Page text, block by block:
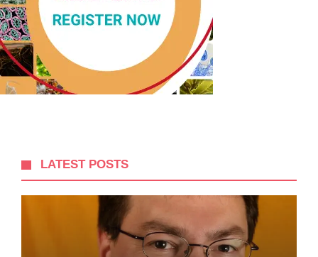
LATEST POSTS